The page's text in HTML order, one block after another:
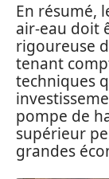
En résumé,
air-eau doit
rigoureuse
tenant
techniques
pompe de
supérieur
grandes